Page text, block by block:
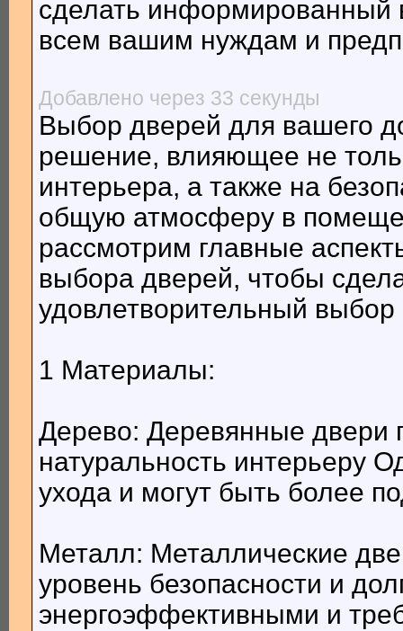
сделать информированный
всем вашим нуждам и
Добавлено через 33 секунды
Выбор дверей для вашего
решение, влияющее не
интерьера, а также на
общую атмосферу в
рассмотрим главные
выбора дверей, чтобы
удовлетворительный выбор
1 Материалы:
Дерево: Деревянные двери
натуральность интерьеру
ухода и могут быть более
Металл: Металлические
уровень безопасности и
энергоэффективными и